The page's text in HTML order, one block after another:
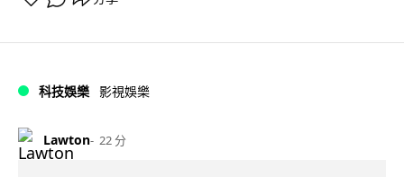
科技娛樂 影視娛樂
Lawton 22 分